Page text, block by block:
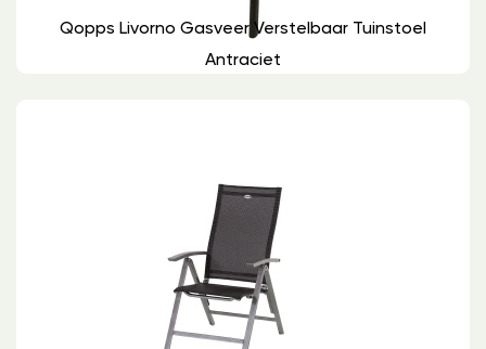
Qopps Livorno Gasveer Verstelbaar Tuinstoel
Antraciet